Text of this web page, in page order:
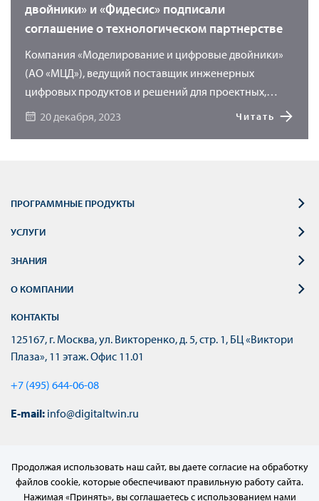
двойники» и «Фидесис» подписали
соглашение о технологическом партнерстве
Компания «Моделирование и цифровые двойники»
(АО «МЦД»), ведущий поставщик инженерных
цифровых продуктов и решений для проектных,
научно-исследовательских и производственных
20 декабря, 2023 Читать
ПРОГРАММНЫЕ ПРОДУКТЫ
УСЛУГИ
ЗНАНИЯ
О КОМПАНИИ
КОНТАКТЫ
125167, г. Москва, ул. Викторенко, д. 5, стр. 1, БЦ «Виктори
Плаза», 11 этаж. Офис 11.01
+7 (495) 644-06-08
E-mail: info@digitaltwin.ru
Продолжая использовать наш сайт, вы даете согласие на обработку
файлов cookie, которые обеспечивают правильную работу сайта.
Нажимая «Принять», вы соглашаетесь с использованием нами